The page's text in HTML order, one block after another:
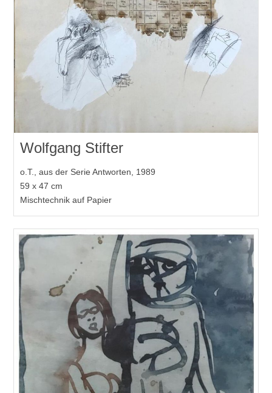
Wolfgang Stifter
o.T., aus der Serie Antworten, 1989
59 x 47 cm
Mischtechnik auf Papier